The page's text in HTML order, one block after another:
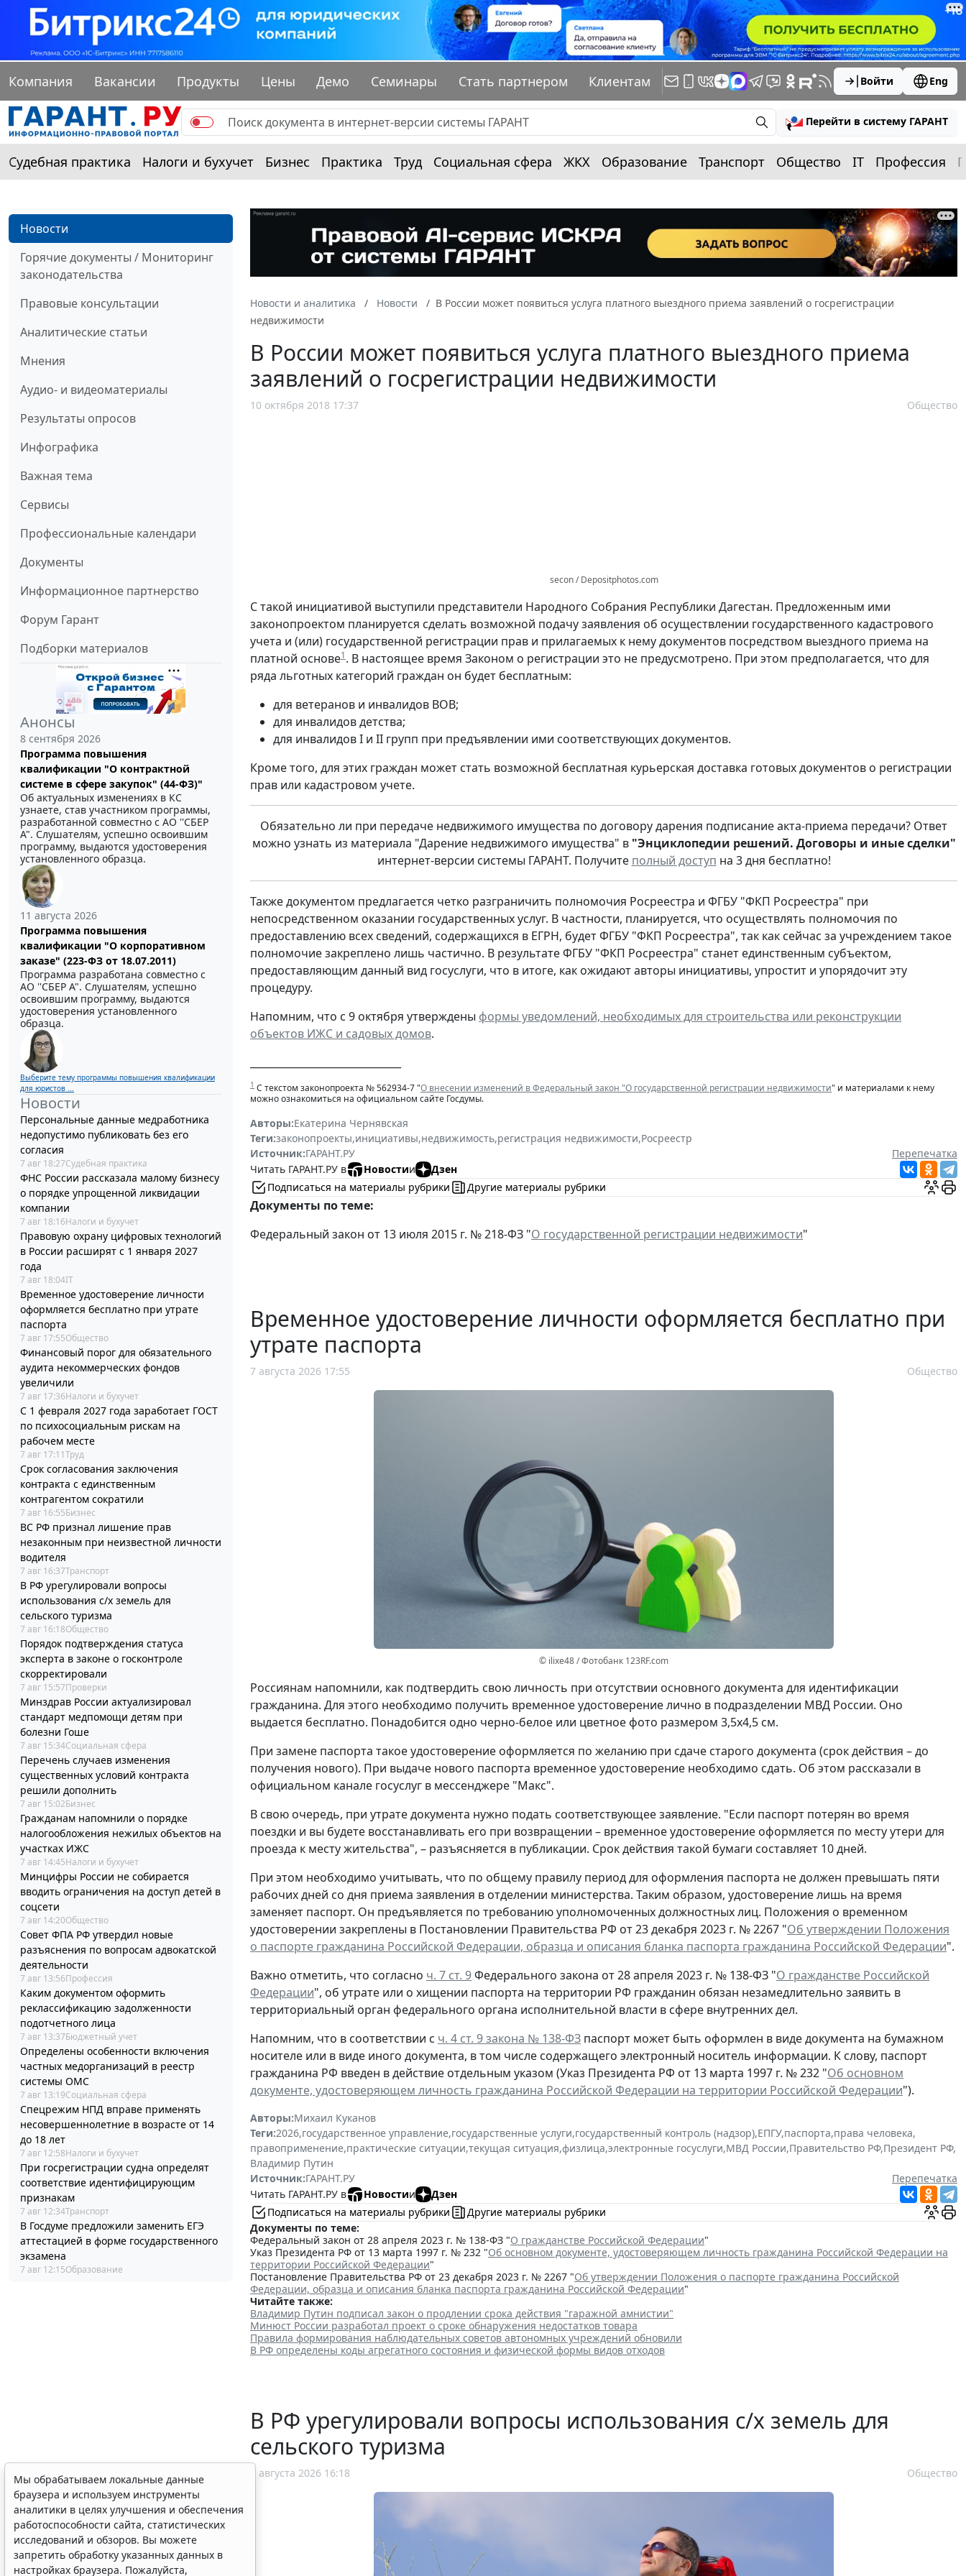
Компания Вакансии Продукты Цены Демо Семинары Стать партнером Клиентам Войти Eng
Перейти в систему ГАРАНТ
Судебная практика Налоги и бухучет Бизнес Практика Труд Социальная сфера ЖКХ Образование Транспорт Общество IT Профессия
Новости
Горячие документы / Мониторинг
законодательства
Правовые консультации
Аналитические статьи
Мнения
Аудио- и видеоматериалы
Результаты опросов
Инфографика
Важная тема
Сервисы
Профессиональные календари
Документы
Информационное партнерство
Форум Гарант
Подборки материалов
Анонсы
8 сентября 2026
Программа повышения
квалификации "О контрактной
системе в сфере закупок" (44-ФЗ)"
Об актуальных изменениях в КС
узнаете, став участником программы,
разработанной совместно с АО ''СБЕР
А". Слушателям, успешно освоившим
программу, выдаются удостоверения
установленного образца.
11 августа 2026
Программа повышения
квалификации "О корпоративном
заказе" (223-ФЗ от 18.07.2011)
Программа разработана совместно с
АО ''СБЕР А". Слушателям, успешно
освоившим программу, выдаются
удостоверения установленного
образца.
Выберите тему программы повышения квалификации
для юристов ...
Новости
Персональные данные медработника
недопустимо публиковать без его
согласия
7 авг 18:27Судебная практика
ФНС России рассказала малому бизнесу
о порядке упрощенной ликвидации
компании
7 авг 18:16Налоги и бухучет
Правовую охрану цифровых технологий
в России расширят с 1 января 2027
года
7 авг 18:04IT
Временное удостоверение личности
оформляется бесплатно при утрате
паспорта
7 авг 17:55Общество
Финансовый порог для обязательного
аудита некоммерческих фондов
увеличили
7 авг 17:36Налоги и бухучет
С 1 февраля 2027 года заработает ГОСТ
по психосоциальным рискам на
рабочем месте
7 авг 17:11Труд
Срок согласования заключения
контракта с единственным
контрагентом сократили
7 авг 16:55Бизнес
ВС РФ признал лишение прав
незаконным при неизвестной личности
водителя
7 авг 16:37Транспорт
В РФ урегулировали вопросы
использования с/х земель для
сельского туризма
7 авг 16:18Общество
Порядок подтверждения статуса
эксперта в законе о госконтроле
скорректировали
7 авг 15:57Проверки
Минздрав России актуализировал
стандарт медпомощи детям при
болезни Гоше
7 авг 15:34Социальная сфера
Перечень случаев изменения
существенных условий контракта
решили дополнить
7 авг 15:02Бизнес
Гражданам напомнили о порядке
налогообложения нежилых объектов на
участках ИЖС
7 авг 14:45Налоги и бухучет
Минцифры России не собирается
вводить ограничения на доступ детей в
соцсети
7 авг 14:20Общество
Совет ФПА РФ утвердил новые
разъяснения по вопросам адвокатской
деятельности
7 авг 13:56Профессия
Каким документом оформить
реклассификацию задолженности
подотчетного лица
7 авг 13:37Бюджетный учет
Определены особенности включения
частных медорганизаций в реестр
системы ОМС
7 авг 13:19Социальная сфера
Спецрежим НПД вправе применять
несовершеннолетние в возрасте от 14
до 18 лет
7 авг 12:58Налоги и бухучет
При госрегистрации судна определят
соответствие идентифицирующим
признакам
7 авг 12:34Транспорт
В Госдуме предложили заменить ЕГЭ
аттестацией в форме государственного
экзамена
7 авг 12:15Образование
Новости и аналитика Новости
В России может появиться услуга платного выездного приема заявлений о госрегистрации
недвижимости
В России может появиться услуга платного выездного приема
заявлений о госрегистрации недвижимости
10 октября 2018 17:37 Общество
secon / Depositphotos.com
С такой инициативой выступили представители Народного Собрания Республики Дагестан. Предложенным ими
законопроектом планируется сделать возможной подачу заявления об осуществлении государственного кадастрового
учета и (или) государственной регистрации прав и прилагаемых к нему документов посредством выездного приема на
платной основе1. В настоящее время Законом о регистрации это не предусмотрено. При этом предполагается, что для
ряда льготных категорий граждан он будет бесплатным:
для ветеранов и инвалидов ВОВ;
для инвалидов детства;
для инвалидов I и II групп при предъявлении ими соответствующих документов.
Кроме того, для этих граждан может стать возможной бесплатная курьерская доставка готовых документов о регистрации
прав или кадастровом учете.
Обязательно ли при передаче недвижимого имущества по договору дарения подписание акта-приема передачи? Ответ
можно узнать из материала "Дарение недвижимого имущества" в "Энциклопедии решений. Договоры и иные сделки"
интернет-версии системы ГАРАНТ. Получите полный доступ на 3 дня бесплатно!
Также документом предлагается четко разграничить полномочия Росреестра и ФГБУ "ФКП Росреестра" при
непосредственном оказании государственных услуг. В частности, планируется, что осуществлять полномочия по
предоставлению всех сведений, содержащихся в ЕГРН, будет ФГБУ "ФКП Росреестра", так как сейчас за учреждением такое
полномочие закреплено лишь частично. В результате ФГБУ "ФКП Росреестра" станет единственным субъектом,
предоставляющим данный вид госуслуги, что в итоге, как ожидают авторы инициативы, упростит и упорядочит эту
процедуру.
Напомним, что с 9 октября утверждены формы уведомлений, необходимых для строительства или реконструкции
объектов ИЖС и садовых домов.
1 С текстом законопроекта № 562934-7 "О внесении изменений в Федеральный закон "О государственной регистрации недвижимости" и материалами к нему
можно ознакомиться на официальном сайте Госдумы.
Авторы:Екатерина Чернявская
Теги:законопроекты,инициативы,недвижимость,регистрация недвижимости,Росреестр
Источник:ГАРАНТ.РУ
Перепечатка
Читать ГАРАНТ.РУ в
Новостии
Дзен
Подписаться на материалы рубрики
Другие материалы рубрики
Документы по теме:
Федеральный закон от 13 июля 2015 г. № 218-ФЗ "О государственной регистрации недвижимости"
Временное удостоверение личности оформляется бесплатно при
утрате паспорта
7 августа 2026 17:55 Общество
© ilixe48 / Фотобанк 123RF.com
Россиянам напомнили, как подтвердить свою личность при отсутствии основного документа для идентификации
гражданина. Для этого необходимо получить временное удостоверение лично в подразделении МВД России. Оно
выдается бесплатно. Понадобится одно черно-белое или цветное фото размером 3,5x4,5 см.
При замене паспорта такое удостоверение оформляется по желанию при сдаче старого документа (срок действия – до
получения нового). При выдаче нового паспорта временное удостоверение необходимо сдать. Об этом рассказали в
официальном канале госуслуг в мессенджере "Макс".
В свою очередь, при утрате документа нужно подать соответствующее заявление. "Если паспорт потерян во время
поездки и вы будете восстанавливать его при возвращении – временное удостоверение оформляется по месту утери для
проезда к месту жительства", – разъясняется в публикации. Срок действия такой бумаги составляет 10 дней.
При этом необходимо учитывать, что по общему правилу период для оформления паспорта не должен превышать пяти
рабочих дней со дня приема заявления в отделении министерства. Таким образом, удостоверение лишь на время
заменяет паспорт. Он предъявляется по требованию уполномоченных должностных лиц. Положения о временном
удостоверении закреплены в Постановлении Правительства РФ от 23 декабря 2023 г. № 2267 "Об утверждении Положения
о паспорте гражданина Российской Федерации, образца и описания бланка паспорта гражданина Российской Федерации".
Важно отметить, что согласно ч. 7 ст. 9Федерального закона от 28 апреля 2023 г. № 138-ФЗ "О гражданстве Российской
Федерации", об утрате или о хищении паспорта на территории РФ гражданин обязан незамедлительно заявить в
территориальный орган федерального органа исполнительной власти в сфере внутренних дел.
Напомним, что в соответствии с ч. 4 ст. 9 закона № 138-ФЗ паспорт может быть оформлен в виде документа на бумажном
носителе или в виде иного документа, в том числе содержащего электронный носитель информации. К слову, паспорт
гражданина РФ введен в действие отдельным указом (Указ Президента РФ от 13 марта 1997 г. № 232 "Об основном
документе, удостоверяющем личность гражданина Российской Федерации на территории Российской Федерации").
Авторы:Михаил Куканов
Теги:2026,государственное управление,государственные услуги,государственный контроль (надзор),ЕПГУ,паспорта,права человека,
правоприменение,практические ситуации,текущая ситуация,физлица,электронные госуслуги,МВД России,Правительство РФ,Президент РФ,
Владимир Путин
Источник:ГАРАНТ.РУ
Перепечатка
Читать ГАРАНТ.РУ в
Новостии
Дзен
Подписаться на материалы рубрики
Другие материалы рубрики
Документы по теме:
Федеральный закон от 28 апреля 2023 г. № 138-ФЗ "О гражданстве Российской Федерации"
Указ Президента РФ от 13 марта 1997 г. № 232 "Об основном документе, удостоверяющем личность гражданина Российской Федерации на
территории Российской Федерации"
Постановление Правительства РФ от 23 декабря 2023 г. № 2267 "Об утверждении Положения о паспорте гражданина Российской
Федерации, образца и описания бланка паспорта гражданина Российской Федерации"
Читайте также:
Владимир Путин подписал закон о продлении срока действия "гаражной амнистии"
Минюст России разработал проект о сроке обнаружения недостатков товара
Правила формирования наблюдательных советов автономных учреждений обновили
В РФ определены коды агрегатного состояния и физической формы видов отходов
В РФ урегулировали вопросы использования с/х земель для
сельского туризма
7 августа 2026 16:18 Общество
Мы обрабатываем локальные данные
браузера и используем инструменты
аналитики в целях улучшения и обеспечения
работоспособности сайта, статистических
исследований и обзоров. Вы можете
запретить обработку указанных данных в
настройках браузера. Пожалуйста,